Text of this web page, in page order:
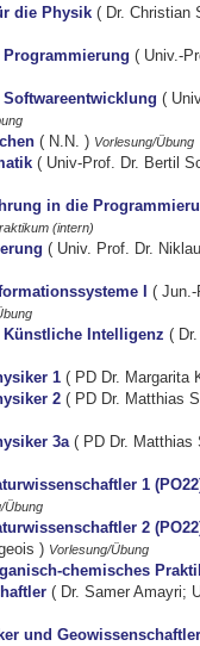
die Physik( Dr. Christian
( Univ.-
(
( N.N. ) Vorlesung/Übung
( Univ-Prof. Dr. Bertil
in die
(intern)
( Univ. Prof. Dr.
I( Jun.-
Intelligenz(
1( PD Dr. Margarita
2( PD Dr. Matthias
3a( PD Dr. Matthias
1
Übung
2
) Vorlesung/Übung
chemisches
( Dr. Samer Amayri;
und